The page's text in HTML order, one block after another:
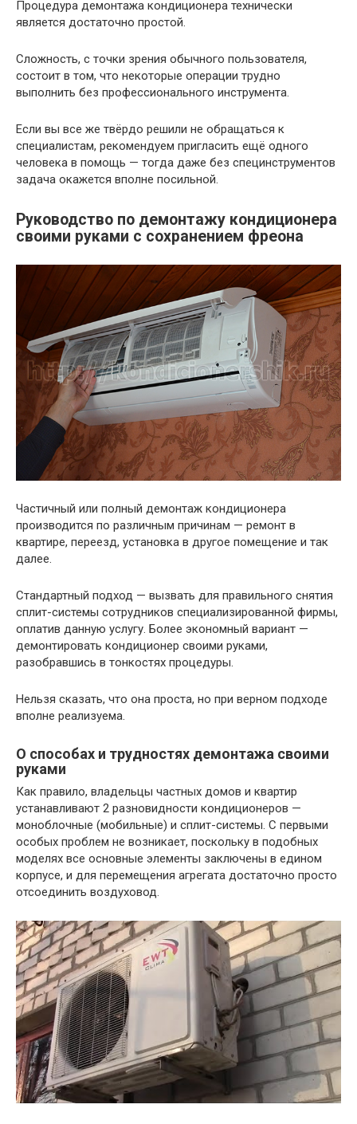
Процедура демонтажа кондиционера технически
является достаточно простой.
Сложность, с точки зрения обычного пользователя,
состоит в том, что некоторые операции трудно
выполнить без профессионального инструмента.
Если вы все же твёрдо решили не обращаться к
специалистам, рекомендуем пригласить ещё одного
человека в помощь — тогда даже без специнструментов
задача окажется вполне посильной.
Руководство по демонтажу кондиционера
своими руками с сохранением фреона
Частичный или полный демонтаж кондиционера
производится по различным причинам — ремонт в
квартире, переезд, установка в другое помещение и так
далее.
Стандартный подход — вызвать для правильного снятия
сплит-системы сотрудников специализированной фирмы,
оплатив данную услугу. Более экономный вариант —
демонтировать кондиционер своими руками,
разобравшись в тонкостях процедуры.
Нельзя сказать, что она проста, но при верном подходе
вполне реализуема.
О способах и трудностях демонтажа своими
руками
Как правило, владельцы частных домов и квартир
устанавливают 2 разновидности кондиционеров —
моноблочные (мобильные) и сплит-системы. С первыми
особых проблем не возникает, поскольку в подобных
моделях все основные элементы заключены в едином
корпусе, и для перемещения агрегата достаточно просто
отсоединить воздуховод.